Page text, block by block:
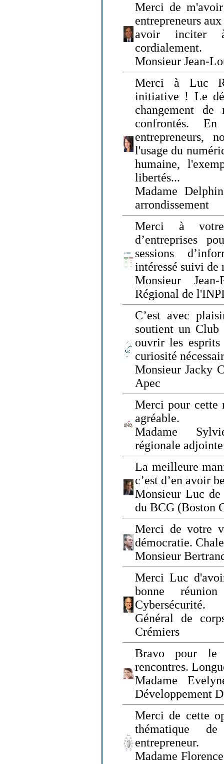
Merci de
entrepreneurs
avoir inciter
cordialement.
Monsieur Jean-
Merci à Luc
initiative ! Le
changement de
confrontés.
entrepreneurs,
l'usage du
humaine,
libertés...
Madame
arrondissement
Merci à
d’entreprises
sessions
intéressé suivi de
Monsieur
Régional de
C’est avec
soutient un Club
ouvrir les
curiosité
Monsieur Jacky
Apec
Merci pour cette
agréable.
Madame
régionale
La meilleure
c’est d’en avoir
Monsieur Luc de
du BCG (Boston
Merci de votre
démocratie.
Monsieur
Merci Luc
bonne
Cybersécurité.
Général de
Crémiers
Bravo pour le
rencontres.
Madame
Développement
Merci de cette
thématique
entrepreneur.
Madame